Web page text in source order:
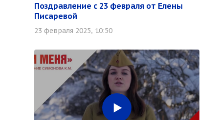
Поздравление с 23 февраля от Елены
Писаревой
23 февраля 2025, 10:50